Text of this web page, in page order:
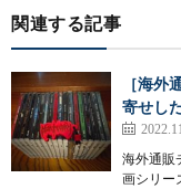
関連する記事
［海外
寄せし
海外通販
画シリー